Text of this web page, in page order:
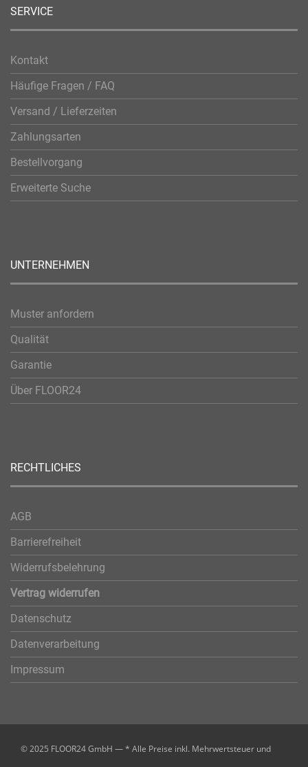
SERVICE
Kontakt
Häufige Fragen / FAQ
Versand / Lieferzeiten
Zahlungsarten
Bestellvorgang
Erweiterte Suche
UNTERNEHMEN
Muster anfordern
Qualität
Garantie
Über FLOOR24
RECHTLICHES
AGB
Barrierefreiheit
Widerrufsbelehrung
Vertrag widerrufen
Datenschutz
Datenverarbeitung
Impressum
© 2025 FLOOR24 GmbH — * Alle Preise inkl. Mehrwertsteuer und